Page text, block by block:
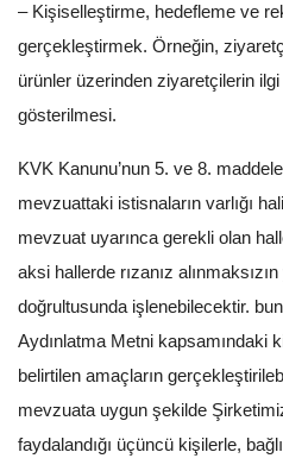
– Kişiselleştirme, hedefleme ve
gerçekleştirmek. Örneğin,
ürünler üzerinden ziyaretçilerin ilgi
gösterilmesi.
KVK Kanunu’nun 5. ve 8.
mevzuattaki istisnaların varlığı
mevzuat uyarınca gerekli olan
aksi hallerde rızanız
doğrultusunda işlenebilecektir.
Aydınlatma Metni kapsamındaki
belirtilen amaçların
mevzuata uygun şekilde
faydalandığı üçüncü kişilerle,